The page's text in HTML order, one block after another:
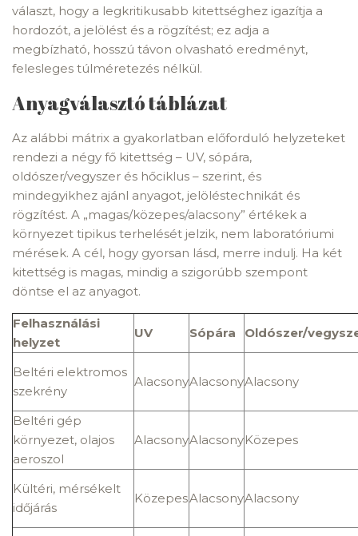
választ, hogy a legkritikusabb kitettséghez igazítja a
hordozót, a jelölést és a rögzítést; ez adja a
megbízható, hosszú távon olvasható eredményt,
felesleges túlméretezés nélkül.
Anyagválasztó táblázat
Az alábbi mátrix a gyakorlatban előforduló helyzeteket
rendezi a négy fő kitettség – UV, sópára,
oldószer/vegyszer és hőciklus – szerint, és
mindegyikhez ajánl anyagot, jelöléstechnikát és
rögzítést. A „magas/közepes/alacsony” értékek a
környezet tipikus terhelését jelzik, nem laboratóriumi
mérések. A cél, hogy gyorsan lásd, merre indulj. Ha két
kitettség is magas, mindig a szigorúbb szempont
döntse el az anyagot.
Felhasználási
helyzet
UV Sópára Oldószer/
Beltéri elektromos
szekrény
AlacsonyAlacsonyAlacsony
Beltéri gép
környezet, olajos
aeroszol
AlacsonyAlacsonyKözepes
Kültéri, mérsékelt
időjárás
KözepesAlacsonyAlacsony